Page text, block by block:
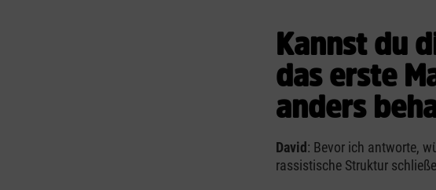
Kannst du
das erste
anders
David: Bevor ich antworte,
rassistische Struktur